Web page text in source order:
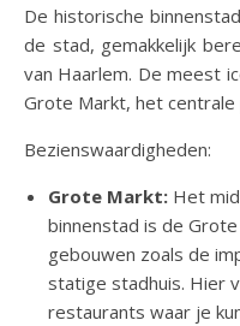
De historische
de stad, gemakkelijk
van Haarlem. De meest
Grote Markt, het centrale
Bezienswaardigheden:
Grote Markt: Het
binnenstad is de
gebouwen zoals de
statige stadhuis. Hier
restaurants waar je